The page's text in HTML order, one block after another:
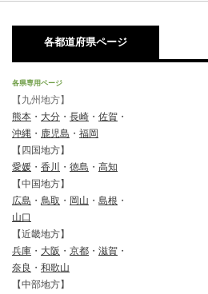
各都道府県ページ
各県専用ページ
【九州地方】
熊本 ・ 大分 ・ 長崎 ・ 佐賀 ・
沖縄 ・ 鹿児島 ・ 福岡
【四国地方】
愛媛 ・ 香川 ・ 徳島 ・ 高知
【中国地方】
広島 ・ 鳥取 ・ 岡山 ・ 島根 ・
山口
【近畿地方】
兵庫 ・ 大阪 ・ 京都 ・ 滋賀 ・
奈良 ・ 和歌山
【中部地方】